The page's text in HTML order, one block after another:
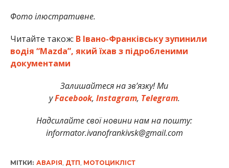
Фото ілюстративне.
Читайте також: В Івано-Франківську зупинили
водія “Mazda”, який їхав з підробленими
документами
Залишайтеся на зв’язку! Ми
уFacebook, Instagram, Telegram.
Надсилайте свої новини нам на пошту:
informator.ivanofrankivsk@gmail.com
МІТКИ: АВАРІЯ ДТП МОТОЦИКЛІСТ